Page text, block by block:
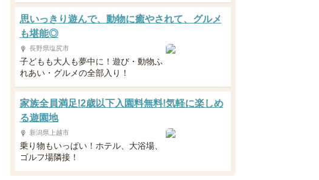
思いっきり遊んで、動物に癒やされて、グルメ
も堪能◎
長野県塩尻市
子どもも大人も夢中に！遊び・動物ふ
れあい・グルメの全部入り！
家族全員満足!2歳以下入園料無料!気軽に楽しめ
る遊園地
新潟県上越市
乗り物もいっぱい！ホテル、大浴場、
ゴルフ場隣接！